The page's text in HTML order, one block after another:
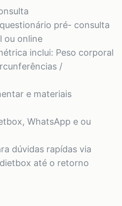
pré- consulta
ou online
inclui: Peso corporal
/
e materiais
WhatsApp e ou
dúvidas rapídas via
até o retorno